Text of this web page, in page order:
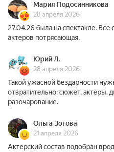
Мария Подосинникова
28 апреля 2026
27.04.26 была на спектакле. Все
актеров потрясающая.
Юрий Л.
28 апреля 2026
Такой ужасной бездарности
отвратительно: сюжет, актёры,
разочарование.
Ольга Зотова
21 апреля 2026
Актерский состав подобран